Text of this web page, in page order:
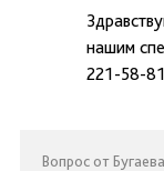
нашим
221-58-
Вопрос от